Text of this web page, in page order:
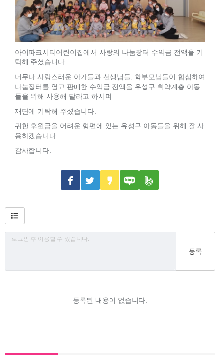
아이파크시티어린이집에서 사랑의 나눔장터 수익금 전액을 기
탁해 주셨습니다.
너무나 사랑스러운 아가들과 선생님들, 학부모님들이 합심하여
나눔장터를 열고 판매한 수익금 전액을 유성구 취약계층 아동
들을 위해 사용해 달라고 하시며
재단에 기탁해 주셨습니다.
귀한 후원금을 어려운 형편에 있는 유성구 아동들을 위해 잘 사
용하겠습니다.
감사합니다.
등록
등록된 내용이 없습니다.